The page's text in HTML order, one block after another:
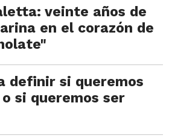
veinte años de
en el corazón de
definir si queremos
si queremos ser